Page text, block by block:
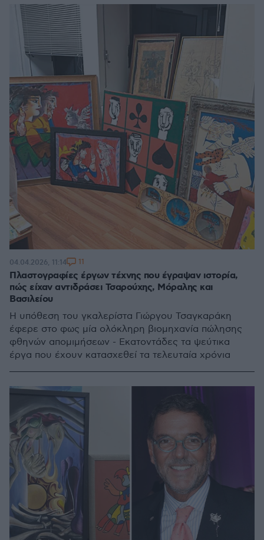
Πλαστογραφίες έργων τέχνης που έγραψαν ιστορία,
πώς είχαν αντιδράσει Τσαρούχης, Μόραλης και
Βασιλείου
Η υπόθεση του γκαλερίστα Γιώργου Τσαγκαράκη
έφερε στο φως μία ολόκληρη βιομηχανία πώλησης
φθηνών απομιμήσεων - Εκατοντάδες τα ψεύτικα
έργα που έχουν κατασχεθεί τα τελευταία χρόνια
04.04.2026, 11:14 11